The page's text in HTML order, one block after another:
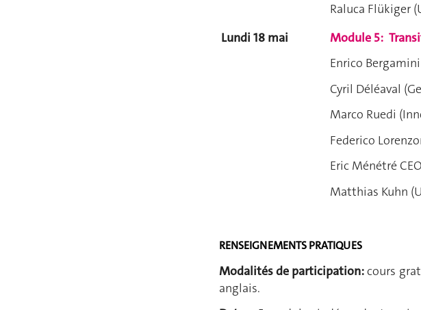
Raluca Flükiger
Lundi 18 mai
Module 5 :
Enrico
Cyril Déléaval
Marco Ruedi
Federico
Eric Ménétré
Matthias Kuhn
RENSEIGNEMENTS PRATIQUES
Modalités de participation:cours
anglais.